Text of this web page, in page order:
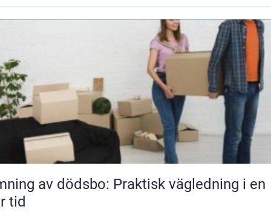
av dödsbo: Praktisk vägledning i en
tid